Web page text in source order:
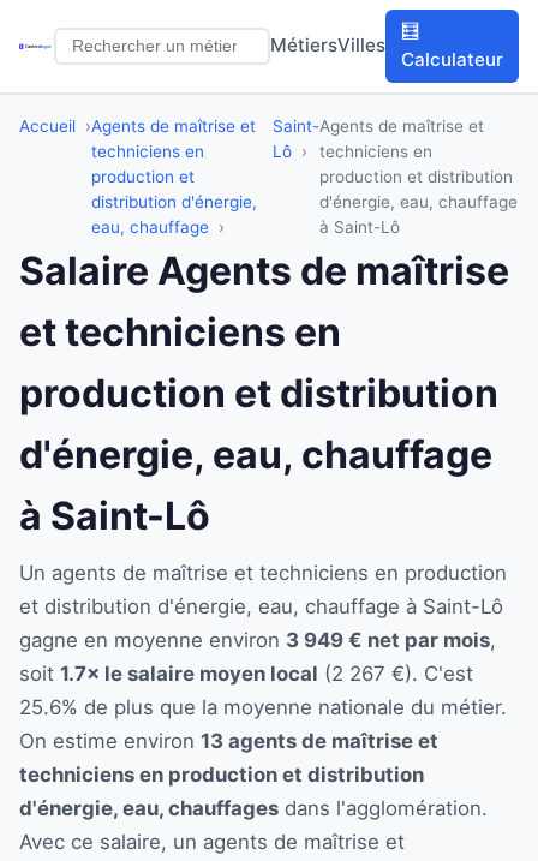
MétiersVilles
🧮
Calculateur
Accueil
Agents de maîtrise et
techniciens en
production et
distribution d'énergie,
eau, chauffage
Saint-
Lô
Agents de maîtrise et
techniciens en
production et distribution
d'énergie, eau, chauffage
à Saint-Lô
Salaire Agents de maîtrise
et techniciens en
production et distribution
d'énergie, eau, chauffage
à Saint-Lô
Un agents de maîtrise et techniciens en production
et distribution d'énergie, eau, chauffage à Saint-Lô
gagne en moyenne environ 3 949 € net par mois,
soit 1.7× le salaire moyen local (2 267 €). C'est
25.6% de plus que la moyenne nationale du métier.
On estime environ 13 agents de maîtrise et
techniciens en production et distribution
d'énergie, eau, chauffages dans l'agglomération.
Avec ce salaire, un agents de maîtrise et